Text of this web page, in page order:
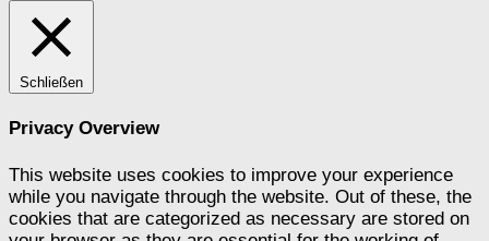
Schließen
Privacy Overview
This website uses cookies to improve your experience
while you navigate through the website. Out of these, the
cookies that are categorized as necessary are stored on